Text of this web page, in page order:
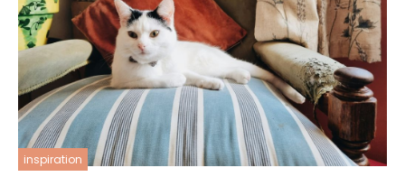
inspiration